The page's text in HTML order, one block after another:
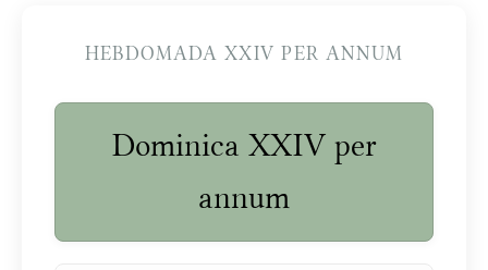
HEBDOMADA XXIV PER ANNUM
Dominica XXIV per
annum